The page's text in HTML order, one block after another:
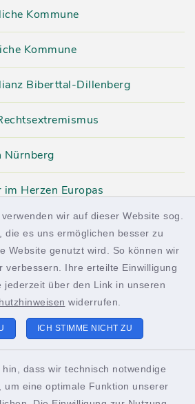
wir auf dieser Website sog.
die es uns ermöglichen besser zu
Website genutzt wird. So können wir
verbessern. Ihre erteilte Einwilligung
jederzeit über den Link in unseren
widerrufen.
ICH STIMME NICHT ZU
dass wir technisch notwendige
um eine optimale Funktion unserer
Kommune
Kommune
Biberttal-Dillenberg
Nürnberg
Herzen Europas
Kontakt
Datenschutz